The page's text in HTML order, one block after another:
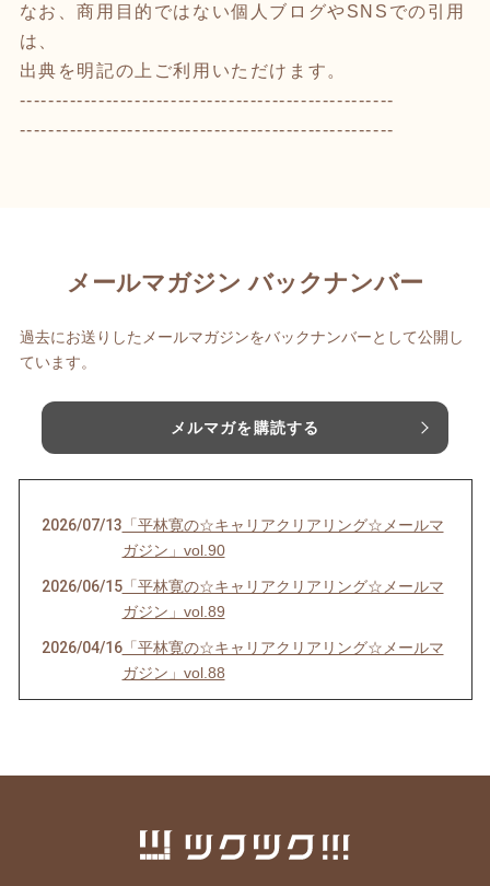
なお、商用目的ではない個人ブログやSNSでの引用
は、
出典を明記の上ご利用いただけます。
----------------------------------------------------
----------------------------------------------------
メールマガジン バックナンバー
過去にお送りしたメールマガジンをバックナンバーとして公開し
ています。
メルマガを購読する
2026/07/13 「平林寛の☆キャリアクリアリング☆メールマ
ガジン」vol.90
2026/06/15「平林寛の☆キャリアクリアリング☆メールマ
ガジン」vol.89
2026/04/16「平林寛の☆キャリアクリアリング☆メールマ
ガジン」vol.88
「平林寛の☆キャリアクリアリング☆メールマ
ガジン」vol.85